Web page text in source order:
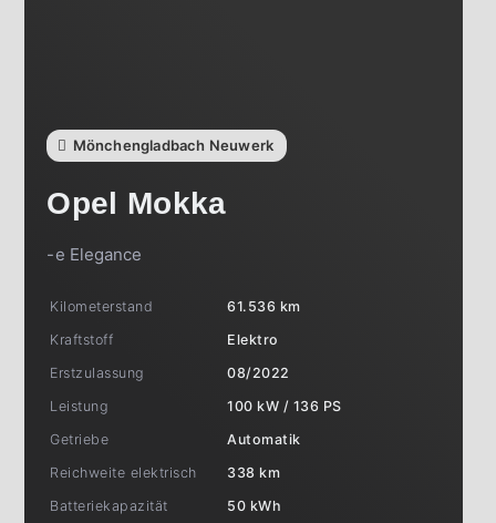
Mönchengladbach Neuwerk
Opel Mokka
-e Elegance
Kilometerstand
61.536 km
Kraftstoff
Elektro
Erstzulassung
08/2022
Leistung
100 kW / 136 PS
Getriebe
Automatik
Reichweite elektrisch
338 km
Batteriekapazität
50 kWh